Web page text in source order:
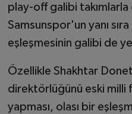
play-off galibi
Samsunspor'un yanı
eşleşmesinin galibi de
Özellikle Shakhtar
direktörlüğünü eski milli
yapması, olası bir